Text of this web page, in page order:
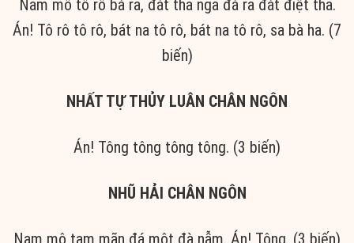
Nam mô tô rô bà ra, đát tha nga đá ra đát điệt tha.
Án! Tô rô tô rô, bát na tô rô, bát na tô rô, sa bà ha. (7
biến)
NHẤT TỰ THỦY LUÂN CHÂN NGÔN
Án! Tông tông tông tông. (3 biến)
NHŨ HẢI CHÂN NGÔN
Nam mô tam mãn đá một đà nẫm. Án! Tông. (3 biến)